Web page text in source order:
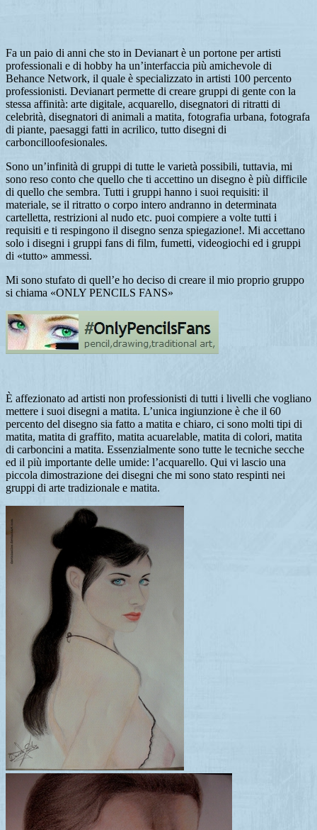
Fa un paio di anni che sto in Devianart è un portone per artisti
professionali e di hobby ha un’interfaccia più amichevole di
Behance Network, il quale è specializzato in artisti 100 percento
professionisti. Devianart permette di creare gruppi di gente con la
stessa affinità: arte digitale, acquarello, disegnatori di ritratti di
celebrità, disegnatori di animali a matita, fotografia urbana, fotografa
di piante, paesaggi fatti in acrilico, tutto disegni di
carboncilloofesionales.
Sono un’infinità di gruppi di tutte le varietà possibili, tuttavia, mi
sono reso conto che quello che ti accettino un disegno è più difficile
di quello che sembra. Tutti i gruppi hanno i suoi requisiti: il
materiale, se il ritratto o corpo intero andranno in determinata
cartelletta, restrizioni al nudo etc. puoi compiere a volte tutti i
requisiti e ti respingono il disegno senza spiegazione!. Mi accettano
solo i disegni i gruppi fans di film, fumetti, videogiochi ed i gruppi
di «tutto» ammessi.
Mi sono stufato di quell’e ho deciso di creare il mio proprio gruppo
si chiama «ONLY PENCILS FANS»
È affezionato ad artisti non professionisti di tutti i livelli che vogliano
mettere i suoi disegni a matita. L’unica ingiunzione è che il 60
percento del disegno sia fatto a matita e chiaro, ci sono molti tipi di
matita, matita di graffito, matita acuarelable, matita di colori, matita
di carboncini a matita. Essenzialmente sono tutte le tecniche secche
ed il più importante delle umide: l’acquarello. Qui vi lascio una
piccola dimostrazione dei disegni che mi sono stato respinti nei
gruppi di arte tradizionale e matita.